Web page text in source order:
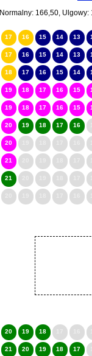
Normalny: 166,50, Ulgowy:
17 16 15 14 13
17 16 15 14 13
18 17 16 15 14
19 18 17 16 15
19 18 17 16 15
20 19 18 17 16
20
21
21
20 19 18
21 20 19 18 17